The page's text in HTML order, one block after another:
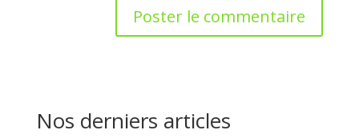
Nos derniers articles